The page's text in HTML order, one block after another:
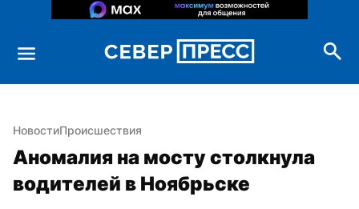
НовостиПроисшествия
Аномалия на мосту столкнула
водителей в Ноябрьске